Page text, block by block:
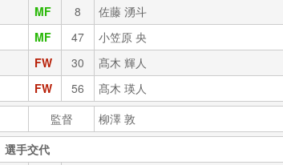
MF 8
佐藤 湧斗
MF 47
小笠原 央
FW 30
髙木 輝人
FW 56
髙木 瑛人
監督
柳澤 敦
選手交代